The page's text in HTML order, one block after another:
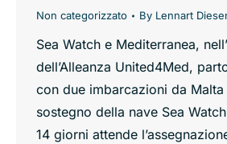
Non categorizzato By Lennart
Sea Watch e Mediterranea,
dell’Alleanza United4Med,
con due imbarcazioni da
sostegno della nave Sea
14 giorni attende